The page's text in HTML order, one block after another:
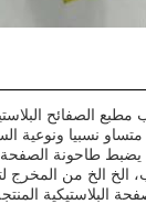
مطبع الصفائح
نسبيا ونوعية
طاحونة الصفحة
الخ الخ من المخرج
البلاستيكية